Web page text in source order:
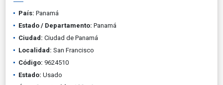
País: Panamá
Estado / Departamento: Panamá
Ciudad: Ciudad de Panamá
Localidad: San Francisco
Código: 9624510
Estado: Usado